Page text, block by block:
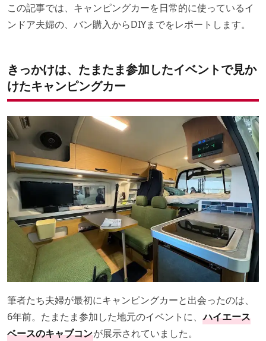
この記事では、キャンピングカーを日常的に使っているイ
ンドア夫婦の、バン購入からDIYまでをレポートします。
きっかけは、たまたま参加したイベントで見か
けたキャンピングカー
筆者たち夫婦が最初にキャンピングカーと出会ったのは、
6年前。たまたま参加した地元のイベントに、 ハイエース
ベースのキャブコンが展示されていました。